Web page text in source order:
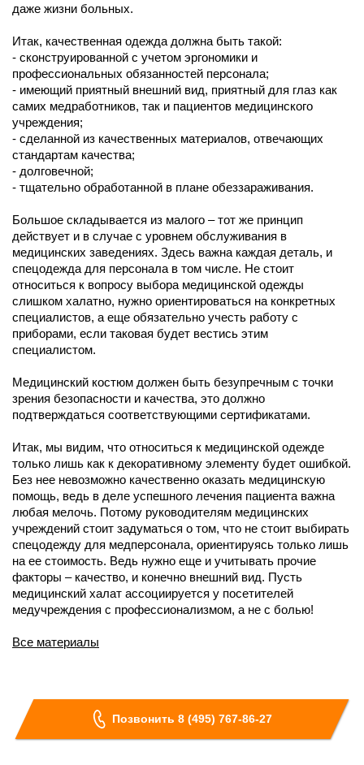
даже жизни больных.
Итак, качественная одежда должна быть такой:
- сконструированной с учетом эргономики и
профессиональных обязанностей персонала;
- имеющий приятный внешний вид, приятный для глаз как
самих медработников, так и пациентов медицинского
учреждения;
- сделанной из качественных материалов, отвечающих
стандартам качества;
- долговечной;
- тщательно обработанной в плане обеззараживания.
Большое складывается из малого – тот же принцип
действует и в случае с уровнем обслуживания в
медицинских заведениях. Здесь важна каждая деталь, и
спецодежда для персонала в том числе. Не стоит
относиться к вопросу выбора медицинской одежды
слишком халатно, нужно ориентироваться на конкретных
специалистов, а еще обязательно учесть работу с
приборами, если таковая будет вестись этим
специалистом.
Медицинский костюм должен быть безупречным с точки
зрения безопасности и качества, это должно
подтверждаться соответствующими сертификатами.
Итак, мы видим, что относиться к медицинской одежде
только лишь как к декоративному элементу будет ошибкой.
Без нее невозможно качественно оказать медицинскую
помощь, ведь в деле успешного лечения пациента важна
любая мелочь. Потому руководителям медицинских
учреждений стоит задуматься о том, что не стоит выбирать
спецодежду для медперсонала, ориентируясь только лишь
на ее стоимость. Ведь нужно еще и учитывать прочие
факторы – качество, и конечно внешний вид. Пусть
медицинский халат ассоциируется у посетителей
медучреждения с профессионализмом, а не с болью!
Все материалы
Позвонить 8 (495) 767-86-27